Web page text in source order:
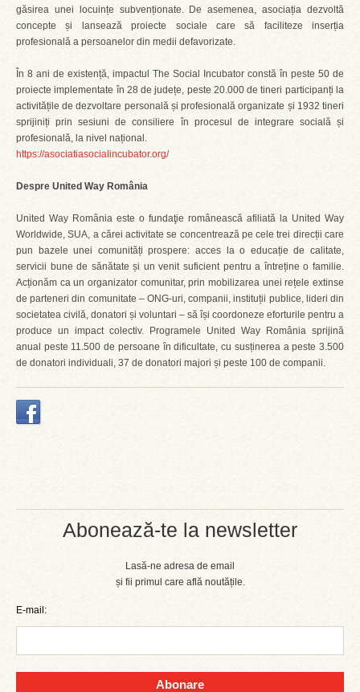
Abonează-te la newsletter
Lasă-ne adresa de email
și fii primul care află noutățile.
E-mail:
Abonare
găsirea unei locuințe subvenționate. De asemenea, asociația dezvoltă
concepte și lansează proiecte sociale care să faciliteze inserția
profesională a persoanelor din medii defavorizate.
În 8 ani de existență, impactul The Social Incubator constă în peste 50 de
proiecte implementate în 28 de județe, peste 20.000 de tineri participanți la
activitățile de dezvoltare personală și profesională organizate și 1932 tineri
sprijiniți prin sesiuni de consiliere în procesul de integrare socială și
profesională, la nivel național.
https://asociatiasocialincubator.org/
Despre United Way România
United Way România este o fundaţie românească afiliată la United Way
Worldwide, SUA, a cărei activitate se concentrează pe cele trei direcții care
pun bazele unei comunități prospere: acces la o educație de calitate,
servicii bune de sănătate și un venit suficient pentru a întreține o familie.
Acționăm ca un organizator comunitar, prin mobilizarea unei rețele extinse
de parteneri din comunitate – ONG-uri, companii, instituții publice, lideri din
societatea civilă, donatori și voluntari – să își coordoneze eforturile pentru a
produce un impact colectiv. Programele United Way România sprijină
anual peste 11.500 de persoane în dificultate, cu susținerea a peste 3.500
de donatori individuali, 37 de donatori majori și peste 100 de companii.